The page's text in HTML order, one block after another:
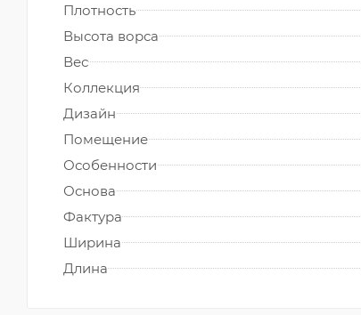
Плотность
Высота ворса
Вес
Коллекция
Дизайн
Помещение
Особенности
Основа
Фактура
Ширина
Длина